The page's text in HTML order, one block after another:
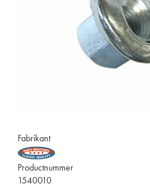
Fabrikant
Productnummer
1540010